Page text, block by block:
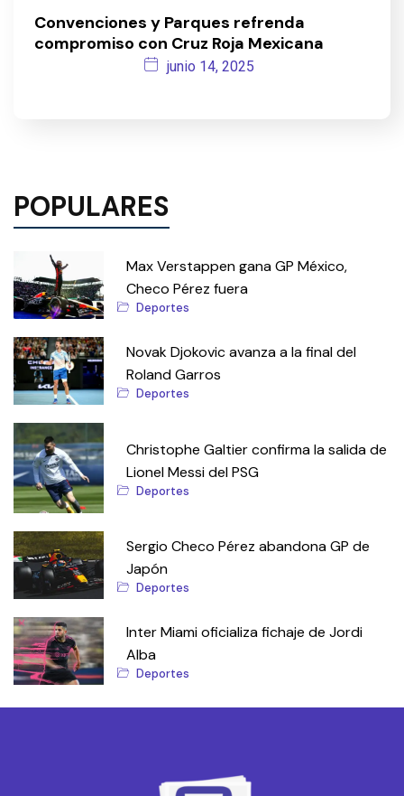
Convenciones y Parques refrenda
compromiso con Cruz Roja Mexicana
junio 14, 2025
POPULARES
Max Verstappen gana GP México,
Checo Pérez fuera
Deportes
Novak Djokovic avanza a la final del
Roland Garros
Deportes
Christophe Galtier confirma la salida de
Lionel Messi del PSG
Deportes
Sergio Checo Pérez abandona GP de
Japón
Deportes
Inter Miami oficializa fichaje de Jordi
Alba
Deportes